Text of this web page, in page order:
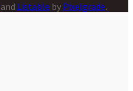
and Listable by Pixelgrade.